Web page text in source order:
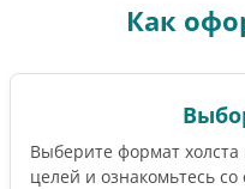
Как
Выберите формат
целей и ознакомьтесь